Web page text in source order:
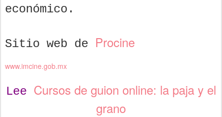
económico.
Sitio web de Procine
www.imcine.gob.mx
Lee Cursos de guion online: la paja y el
grano